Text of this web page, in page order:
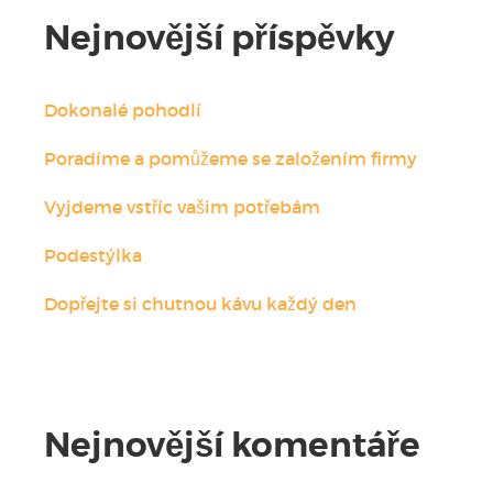
Nejnovější příspěvky
Dokonalé pohodlí
Poradíme a pomůžeme se založením firmy
Vyjdeme vstříc vašim potřebám
Podestýlka
Dopřejte si chutnou kávu každý den
Nejnovější komentáře